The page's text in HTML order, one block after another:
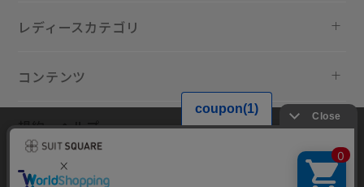
レディースカテゴリ
コンテンツ
規約・ヘルプ
当サイトでは利用体験の向上およびコンテンツの最適な提供、トラフィ
ックの分析を目的としてCookieを使用しています。サイトの閲覧を継続